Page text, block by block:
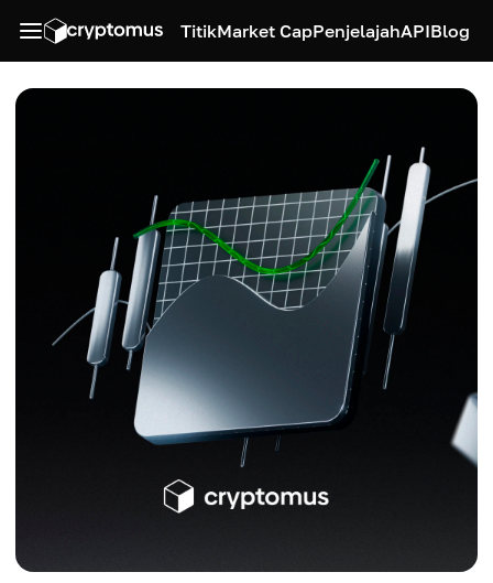
TitikMarket CapPenjelajahAPIBlog